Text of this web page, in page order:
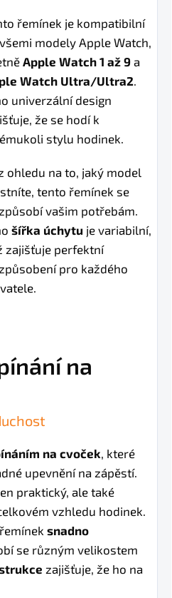
řemínek je kompatibilní
modely Apple Watch,
Apple Watch 1 až 9 a
Watch Ultra/Ultra2.
univerzální design
že se hodí k
stylu hodinek.
ohledu na to, jaký model
tento řemínek se
vašim potřebám.
šířka úchytu je variabilní,
zajišťuje perfektní
pro každého
na
na cvoček, které
upevnění na zápěstí.
praktický, ale také
vzhledu hodinek.
snadno
se různým velikostem
zajišťuje, že ho na